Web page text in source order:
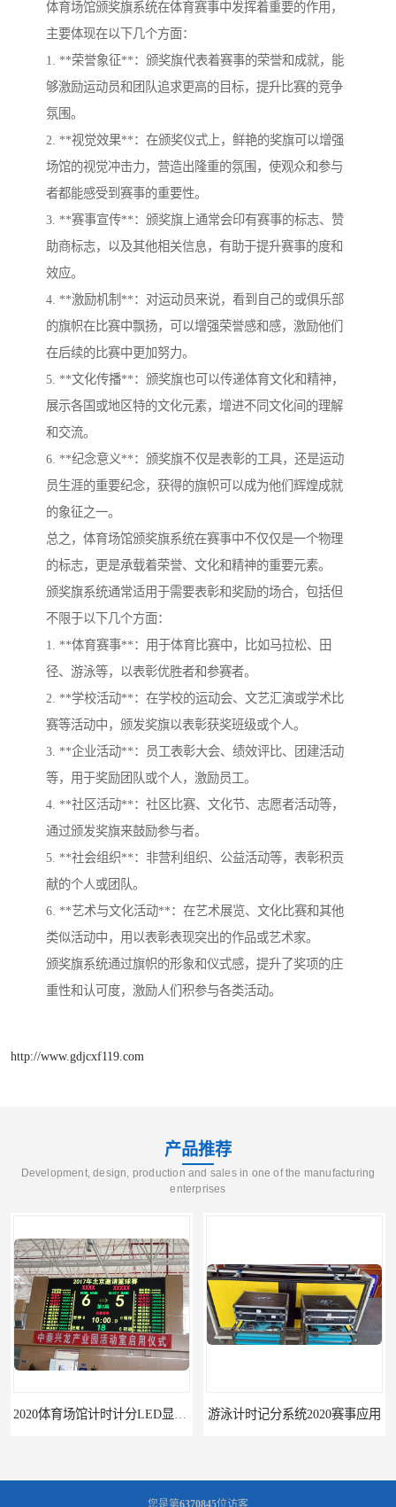
体育场馆颁奖旗系统在体育赛事中发挥着重要的作用，
主要体现在以下几个方面：
1. **荣誉象征**：颁奖旗代表着赛事的荣誉和成就，能
够激励运动员和团队追求更高的目标，提升比赛的竞争
氛围。
2. **视觉效果**：在颁奖仪式上，鲜艳的奖旗可以增强
场馆的视觉冲击力，营造出隆重的氛围，使观众和参与
者都能感受到赛事的重要性。
3. **赛事宣传**：颁奖旗上通常会印有赛事的标志、赞
助商标志，以及其他相关信息，有助于提升赛事的度和
效应。
4. **激励机制**：对运动员来说，看到自己的或俱乐部
的旗帜在比赛中飘扬，可以增强荣誉感和感，激励他们
在后续的比赛中更加努力。
5. **文化传播**：颁奖旗也可以传递体育文化和精神，
展示各国或地区特的文化元素，增进不同文化间的理解
和交流。
6. **纪念意义**：颁奖旗不仅是表彰的工具，还是运动
员生涯的重要纪念，获得的旗帜可以成为他们辉煌成就
的象征之一。
总之，体育场馆颁奖旗系统在赛事中不仅仅是一个物理
的标志，更是承载着荣誉、文化和精神的重要元素。
颁奖旗系统通常适用于需要表彰和奖励的场合，包括但
不限于以下几个方面：
1. **体育赛事**：用于体育比赛中，比如马拉松、田
径、游泳等，以表彰优胜者和参赛者。
2. **学校活动**：在学校的运动会、文艺汇演或学术比
赛等活动中，颁发奖旗以表彰获奖班级或个人。
3. **企业活动**：员工表彰大会、绩效评比、团建活动
等，用于奖励团队或个人，激励员工。
4. **社区活动**：社区比赛、文化节、志愿者活动等，
通过颁发奖旗来鼓励参与者。
5. **社会组织**：非营利组织、公益活动等，表彰积贡
献的个人或团队。
6. **艺术与文化活动**：在艺术展览、文化比赛和其他
类似活动中，用以表彰表现突出的作品或艺术家。
颁奖旗系统通过旗帜的形象和仪式感，提升了奖项的庄
重性和认可度，激励人们积参与各类活动。
http://www.gdjcxf119.com
产品推荐
Development, design, production and sales in one of the manufacturing
enterprises
2020体育场馆计时计分LED显示要求 游泳计时记分系统2020赛事应用